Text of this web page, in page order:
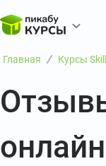
Главная Курсы